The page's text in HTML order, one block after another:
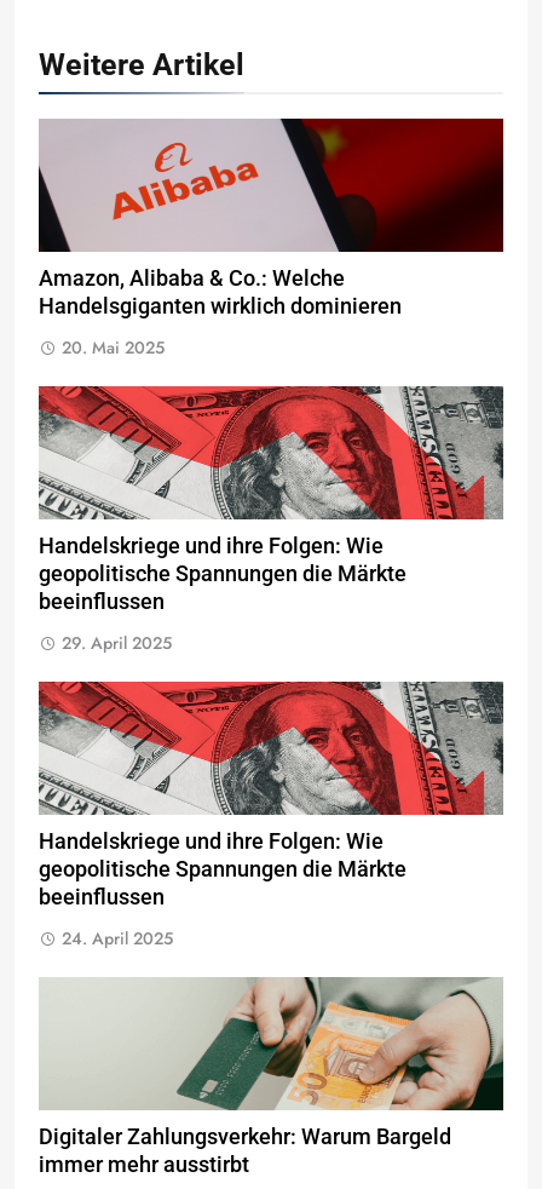
Weitere Artikel
Amazon, Alibaba & Co.: Welche
Handelsgiganten wirklich dominieren
20. Mai 2025
Handelskriege und ihre Folgen: Wie
geopolitische Spannungen die Märkte
beeinflussen
29. April 2025
Handelskriege und ihre Folgen: Wie
geopolitische Spannungen die Märkte
beeinflussen
24. April 2025
Digitaler Zahlungsverkehr: Warum Bargeld
immer mehr ausstirbt